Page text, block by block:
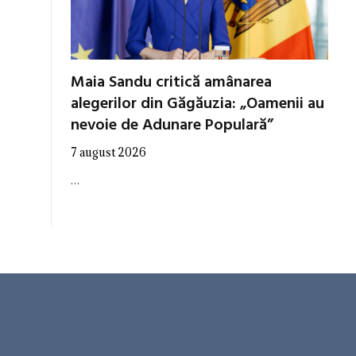
Maia Sandu critică amânarea
alegerilor din Găgăuzia: „Oamenii au
nevoie de Adunare Populară”
7 august 2026
…